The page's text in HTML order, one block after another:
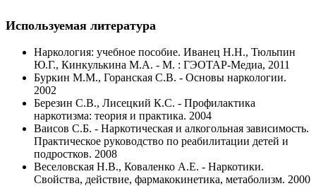
Используемая литература
Наркология: учебное пособие. Иванец Н.Н., Тюльпин
Ю.Г., Кинкулькина М.А. - М. : ГЭОТАР-Медиа, 2011
Буркин М.М., Горанская С.В. - Основы наркологии.
2002
Березин С.В., Лисецкий К.С. - Профилактика
наркотизма: теория и практика. 2004
Ваисов С.Б. - Наркотическая и алкогольная зависимость.
Практическое руководство по реабилитации детей и
подростков. 2008
Веселовская Н.В., Коваленко А.Е. - Наркотики.
Свойства, действие, фармакокинетика, метаболизм. 2000